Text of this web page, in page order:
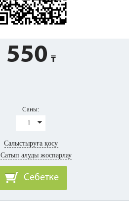
550
Саны:
1
Салыстыруға қосу
Сатып алуды жоспарлау
Себетке